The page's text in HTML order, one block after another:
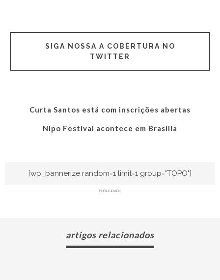
SIGA NOSSA A COBERTURA NO
TWITTER
Curta Santos está com inscrições abertas
Nipo Festival acontece em Brasília
[wp_bannerize random=1 limit=1 group="TOPO"]
PUBLICIDADE
artigos relacionados